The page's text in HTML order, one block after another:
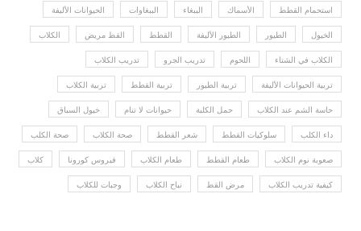
استحمام القطط الأسماك الببغاء الببغاوات الحيوانات الأليفة
الخيول الطيور الطيور الأليفة القطط القط مريض الكلاب
الكلاب في الشتاء اللحوم تدريب الجرو تدريب الكلاب
تربية الحيوانات الأليفة تربية الطيور تربية القطط تربية الكلاب
حاسة الشم عند الكلاب حمل الكلبة حيوانات لا تنام خيول السباق
داء الكلب سلوكيات القطط شعر القطط صحة الكلاب صحة الكلب
صعوبة نوم الكلاب طعام القطط طعام الكلاب فيروس كورونا كلاب
كيفية تدريب الكلاب مرض القط نباح الكلاب وجبات للكلاب